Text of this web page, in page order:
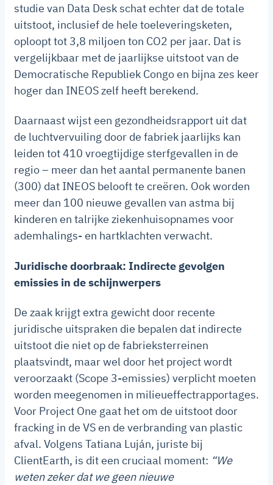
studie van Data Desk schat echter dat de totale
uitstoot, inclusief de hele toeleveringsketen,
oploopt tot 3,8 miljoen ton CO2 per jaar. Dat is
vergelijkbaar met de jaarlijkse uitstoot van de
Democratische Republiek Congo en bijna zes keer
hoger dan INEOS zelf heeft berekend.
Daarnaast wijst een gezondheidsrapport uit dat
de luchtvervuiling door de fabriek jaarlijks kan
leiden tot 410 vroegtijdige sterfgevallen in de
regio – meer dan het aantal permanente banen
(300) dat INEOS belooft te creëren. Ook worden
meer dan 100 nieuwe gevallen van astma bij
kinderen en talrijke ziekenhuisopnames voor
ademhalings- en hartklachten verwacht.
Juridische doorbraak: Indirecte gevolgen
emissies in de schijnwerpers
De zaak krijgt extra gewicht door recente
juridische uitspraken die bepalen dat indirecte
uitstoot die niet op de fabrieksterreinen
plaatsvindt, maar wel door het project wordt
veroorzaakt (Scope 3-emissies) verplicht moeten
worden meegenomen in milieueffectrapportages.
Voor Project One gaat het om de uitstoot door
fracking in de VS en de verbranding van plastic
afval. Volgens Tatiana Luján, juriste bij
ClientEarth, is dit een cruciaal moment: “We
weten zeker dat we geen nieuwe